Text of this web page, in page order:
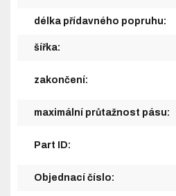
délka přídavného popruhu:
šířka:
zakončení:
maximální průtažnost pásu:
Part ID:
Objednací číslo: